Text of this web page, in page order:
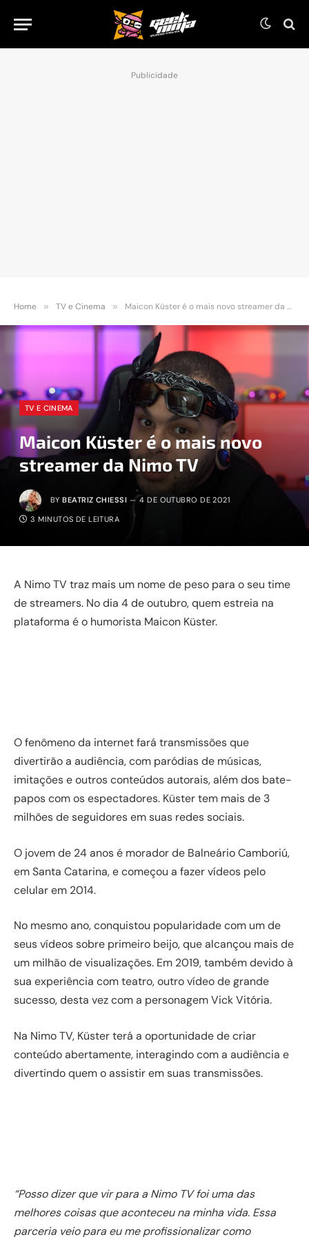
Publicidade
Home » TV e Cinema » Maicon Küster é o mais novo streamer da Nimo TV
TV E CINEMA
Maicon Küster é o mais novo
streamer da Nimo TV
BY BEATRIZ CHIESSI 4 DE OUTUBRO DE 2021
3 MINUTOS DE LEITURA
A Nimo TV traz mais um nome de peso para o seu time
de streamers. No dia 4 de outubro, quem estreia na
plataforma é o humorista Maicon Küster.
O fenômeno da internet fará transmissões que
divertirão a audiência, com paródias de músicas,
imitações e outros conteúdos autorais, além dos bate-
papos com os espectadores. Küster tem mais de 3
milhões de seguidores em suas redes sociais.
O jovem de 24 anos é morador de Balneário Camboriú,
em Santa Catarina, e começou a fazer vídeos pelo
celular em 2014.
No mesmo ano, conquistou popularidade com um de
seus vídeos sobre primeiro beijo, que alcançou mais de
um milhão de visualizações. Em 2019, também devido à
sua experiência com teatro, outro vídeo de grande
sucesso, desta vez com a personagem Vick Vitória.
Na Nimo TV, Küster terá a oportunidade de criar
conteúdo abertamente, interagindo com a audiência e
divertindo quem o assistir em suas transmissões.
“Posso dizer que vir para a Nimo TV foi uma das
melhores coisas que aconteceu na minha vida. Essa
parceria veio para eu me profissionalizar como